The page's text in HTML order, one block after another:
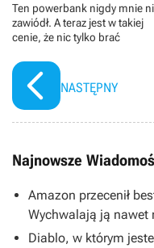
Ten powerbank nigdy mnie
zawiódł. A teraz jest w takiej
cenie, że nic tylko brać
NASTĘPNY
Najnowsze
Amazon przecenił
Wychwalają ją nawet
Diablo, w którym